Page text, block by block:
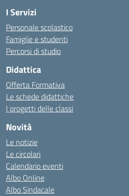
I Servizi
Personale scolastico
Famiglie e studenti
Percorsi di studio
Didattica
Offerta Formativa
Le schede didattiche
I progetti delle classi
Novità
Le notizie
Le circolari
Calendario eventi
Albo Online
Albo Sindacale